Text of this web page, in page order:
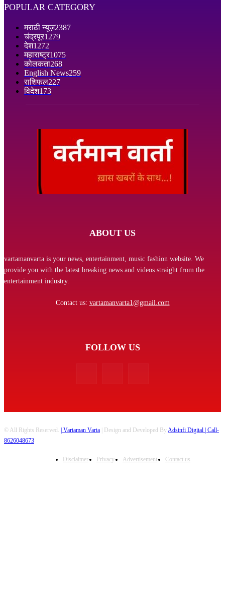
POPULAR CATEGORY
मराठी न्यूज़2387
चंद्रपूर1279
देश1272
महाराष्ट्र1075
कोलकता268
English News259
राशिफल227
विदेश173
ABOUT US
vartamanvarta is your news, entertainment, music fashion website. We
provide you with the latest breaking news and videos straight from the
entertainment industry.
Contact us: vartamanvarta1@gmail.com
FOLLOW US
© All Rights Reserved. | Vartaman Varta | Design and Developed ByAdsinfi Digital | Call-
8626048673
Disclaimer Privacy Advertisement Contact us